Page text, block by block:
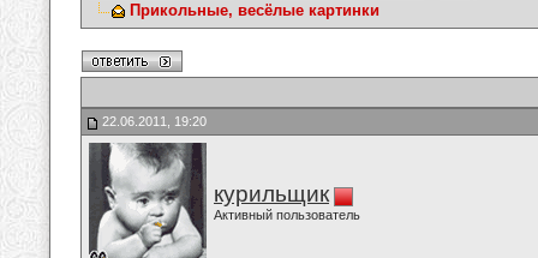
Прикольные, весёлые картинки
22.06.2011, 19:20
курильщик
Активный пользователь